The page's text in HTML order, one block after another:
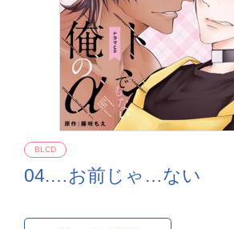
04.…お前じゃ…ない
BLCD